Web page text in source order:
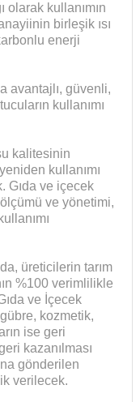
olarak kullanımın
birleşik ısı
enerji
avantajlı, güvenli,
kullanımı
kalitesinin
kullanımı
Gıda ve içecek
ve yönetimi,
üreticilerin tarım
%100 verimlilikle
ve İçecek
kozmetik,
ise geri
kazanılması
gönderilen
verilecek.